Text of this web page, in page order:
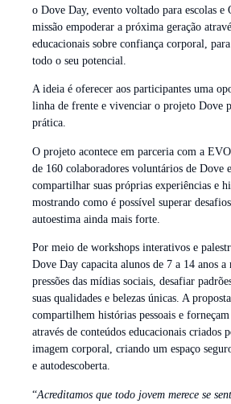
o Dove Day, evento voltado para escolas e
missão empoderar a próxima geração
educacionais sobre confiança corporal,
todo o seu potencial.
A ideia é oferecer aos participantes uma
linha de frente e vivenciar o projeto Dove
prática.
O projeto acontece em parceria com a
de 160 colaboradores voluntários de Dove
compartilhar suas próprias experiências e
mostrando como é possível superar
autoestima ainda mais forte.
Por meio de workshops interativos e
Dove Day capacita alunos de 7 a 14 anos a
pressões das mídias sociais, desafiar
suas qualidades e belezas únicas. A
compartilhem histórias pessoais e
através de conteúdos educacionais criados
imagem corporal, criando um espaço
e autodescoberta.
“Acreditamos que todo jovem merece se